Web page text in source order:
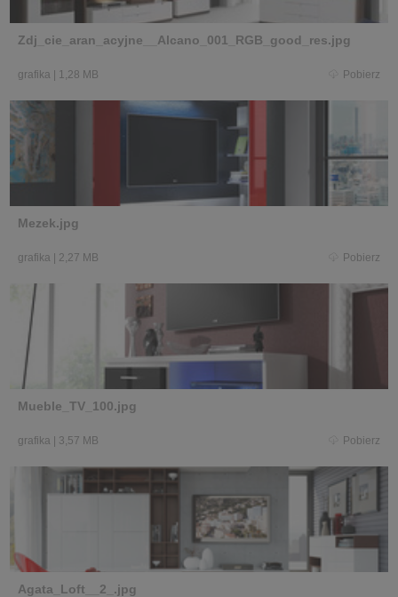
Zdj_cie_aran_acyjne__Alcano_001_RGB_good_res.jpg
grafika 1,28 MB Pobierz
Mezek.jpg
grafika 2,27 MB Pobierz
Mueble_TV_100.jpg
grafika 3,57 MB Pobierz
Agata_Loft__2_.jpg